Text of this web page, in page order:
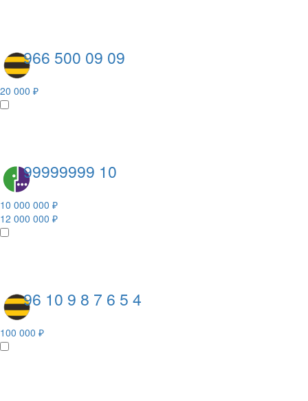
966 500 09 09
20 000 ₽
99999999 10
10 000 000 ₽
12 000 000 ₽
96 10 9 8 7 6 5 4
100 000 ₽